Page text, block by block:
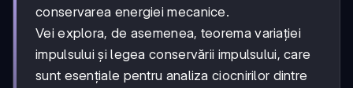
conservarea energiei mecanice.
Vei explora, de asemenea, teorema variației
impulsului și legea conservării impulsului, care
sunt esențiale pentru analiza ciocnirilor dintre